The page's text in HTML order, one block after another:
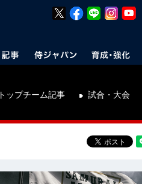
トップチーム記事 試合・大会